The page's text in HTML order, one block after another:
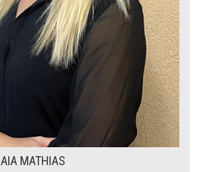
MATHIAS